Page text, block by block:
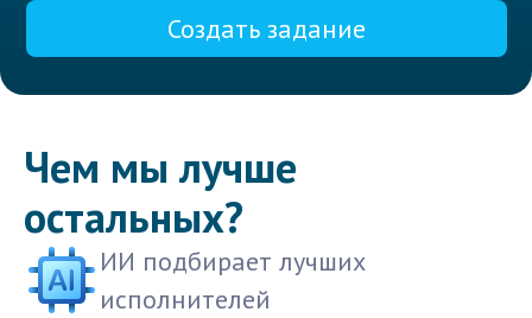
Создать задание
Чем мы лучше
остальных?
ИИ подбирает лучших
исполнителей